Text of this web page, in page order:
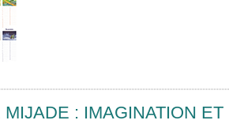
: IMAGINATION